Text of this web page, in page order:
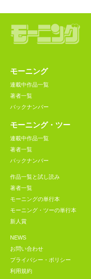
モーニング
連載中作品一覧
著者一覧
バックナンバー
モーニング・ツー
連載中作品一覧
著者一覧
バックナンバー
作品一覧と試し読み
著者一覧
モーニングの単行本
モーニング・ツーの単行本
新人賞
NEWS
お問い合わせ
プライバシー・ポリシー
利用規約